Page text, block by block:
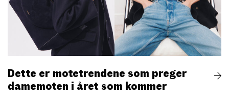
Dette er motetrendene som preger
damemoten i året som kommer